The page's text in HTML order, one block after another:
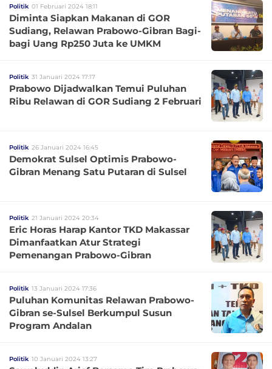
Politik 01 Februari 2024 18:11
Diminta Siapkan Makanan di GOR
Sudiang, Relawan Prabowo-Gibran Bagi-
bagi Uang Rp250 Juta ke UMKM
Politik 31 Januari 2024 17:17
Prabowo Dijadwalkan Temui Puluhan
Ribu Relawan di GOR Sudiang 2 Februari
Politik 26 Januari 2024 16:45
Demokrat Sulsel Optimis Prabowo-
Gibran Menang Satu Putaran di Sulsel
Politik 21 Januari 2024 20:34
Eric Horas Harap Kantor TKD Makassar
Dimanfaatkan Atur Strategi
Pemenangan Prabowo-Gibran
Politik 13 Januari 2024 17:36
Puluhan Komunitas Relawan Prabowo-
Gibran se-Sulsel Berkumpul Susun
Program Andalan
Politik 10 Januari 2024 13:27